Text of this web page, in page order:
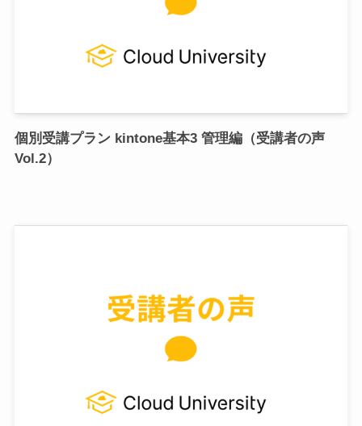
個別受講プラン kintone基本3 管理編（受講者の声
Vol.2）